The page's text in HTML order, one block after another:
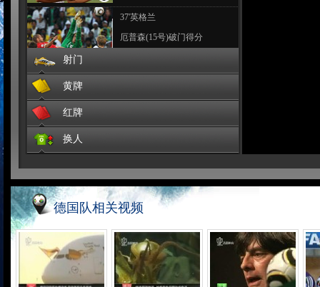
37'英格兰
厄普森(15号)破门得分
点击观看>>
70'德国
点击观看>>
射门
黄牌
红牌
换人
德国队相关视频